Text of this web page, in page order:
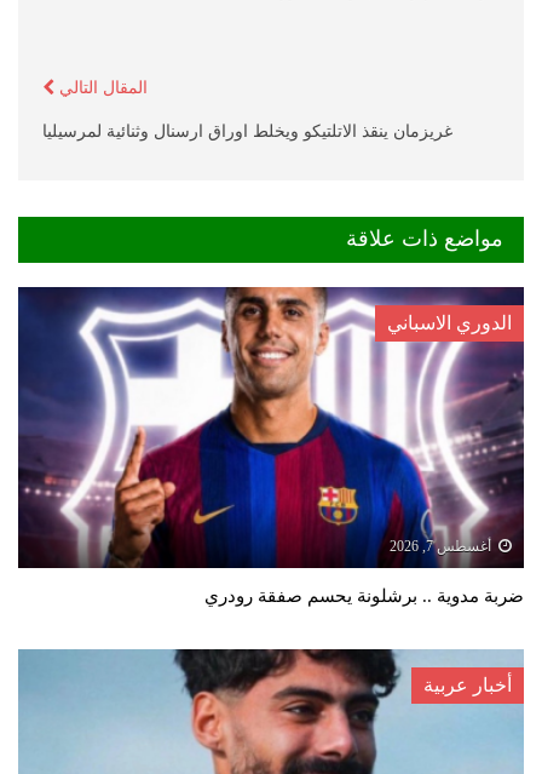
المقال التالي
غريزمان ينقذ الاتلتيكو ويخلط اوراق ارسنال وثنائية لمرسيليا‎
مواضع ذات علاقة
الدوري الاسباني
أغسطس 7, 2026
ضربة مدوية .. برشلونة يحسم صفقة رودري
أخبار عربية